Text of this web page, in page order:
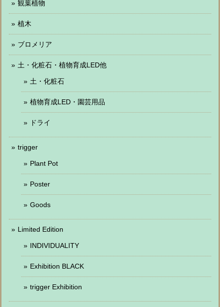
観葉植物
植木
ブロメリア
土・化粧石・植物育成LED他
土・化粧石
植物育成LED・園芸用品
ドライ
trigger
Plant Pot
Poster
Goods
Limited Edition
INDIVIDUALITY
Exhibition BLACK
trigger Exhibition